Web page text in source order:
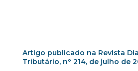
Artigo publicado na Revista
Tributário, nº 214, de julho de